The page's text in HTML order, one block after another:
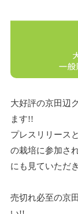
大好評の京田辺
ます!!
プレスリリース
の栽培に参加さ
にも見ていただ
売切れ必至の京